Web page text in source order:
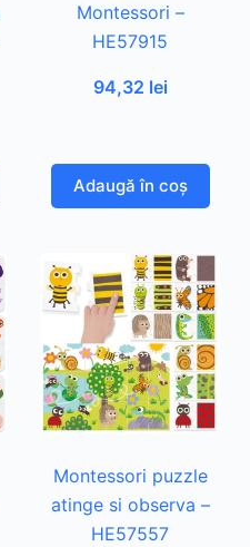
Montessori –
HE57915
94,32 lei
Adaugă în coș
Montessori puzzle
atinge si observa –
HE57557